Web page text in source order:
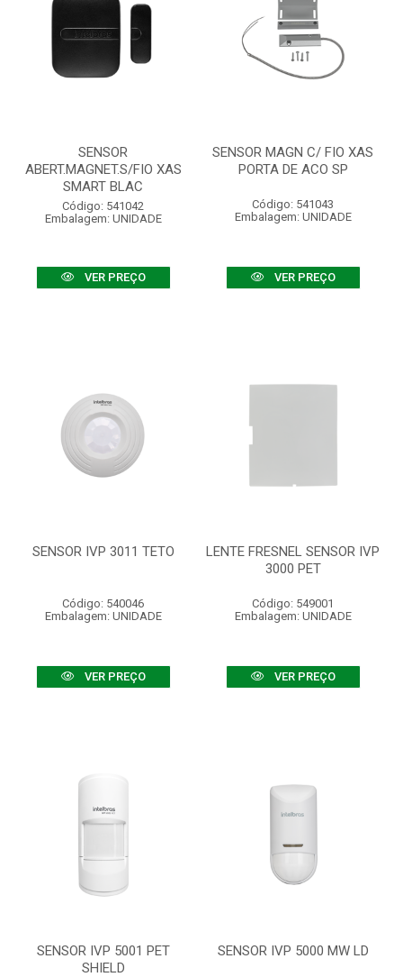
SENSOR
ABERT.MAGNET.S/FIO XAS
SMART BLAC
Código: 541042
Embalagem: UNIDADE
VER PREÇO
SENSOR MAGN C/ FIO XAS
PORTA DE ACO SP
Código: 541043
Embalagem: UNIDADE
VER PREÇO
SENSOR IVP 3011 TETO
Código: 540046
Embalagem: UNIDADE
VER PREÇO
LENTE FRESNEL SENSOR IVP
3000 PET
Código: 549001
Embalagem: UNIDADE
VER PREÇO
SENSOR IVP 5001 PET
SHIELD
SENSOR IVP 5000 MW LD